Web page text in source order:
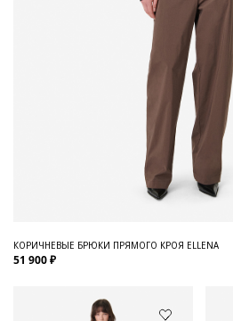
КОРИЧНЕВЫЕ БРЮКИ ПРЯМОГО КРОЯ ELLENA
51 900 ₽